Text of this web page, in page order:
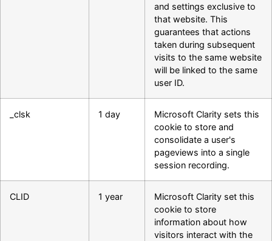
and settings exclusive to
that website. This
guarantees that actions
taken during subsequent
visits to the same website
will be linked to the same
user ID.
_clsk 1 day
Microsoft Clarity sets this
cookie to store and
consolidate a user's
pageviews into a single
session recording.
CLID 1 year
Microsoft Clarity set this
cookie to store
information about how
visitors interact with the